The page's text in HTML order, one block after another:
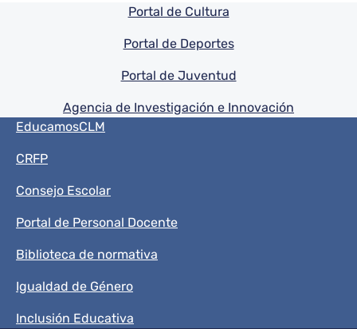
Pie de pagina información
Portal de Cultura
Portal de Deportes
Portal de Juventud
Agencia de Investigación e Innovación
Menú del pie
EducamosCLM
CRFP
Consejo Escolar
Portal de Personal Docente
Biblioteca de normativa
Igualdad de Género
Inclusión Educativa